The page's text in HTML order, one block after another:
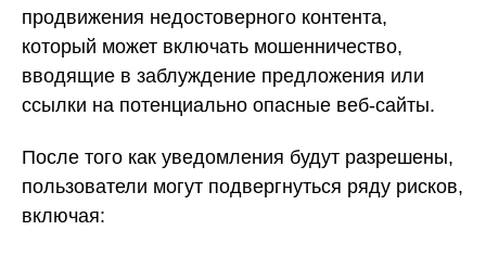
продвижения недостоверного контента,
который может включать мошенничество,
вводящие в заблуждение предложения или
ссылки на потенциально опасные веб-сайты.
После того как уведомления будут разрешены,
пользователи могут подвергнуться ряду рисков,
включая: